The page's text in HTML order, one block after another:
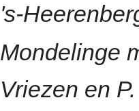
's-
Mondelinge
Vriezen en